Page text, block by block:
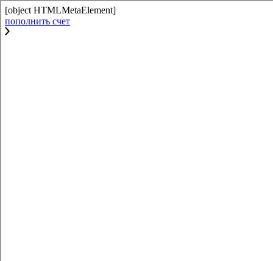
[object HTMLMetaElement]
пополнить счет